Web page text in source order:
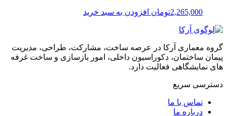
2,265,000تومان افزودن به سبد خرید
گروه معماری آرکا در عرصه ساخت، مشارکت، طراحی، مدیریت
پیمان ساختمان، دکوراسیون داخلی، امور بازسازی و ساخت غرفه
های نمایشگاهی فعالیت دارد.
دسترسی سریع
تماس با ما
درباره ما